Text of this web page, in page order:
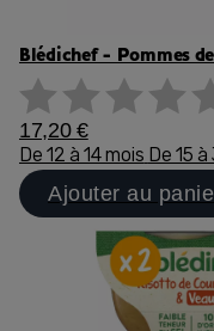
Blédichef - Pommes
17,20 €
De 12 à 14 mois De 15
Ajouter au